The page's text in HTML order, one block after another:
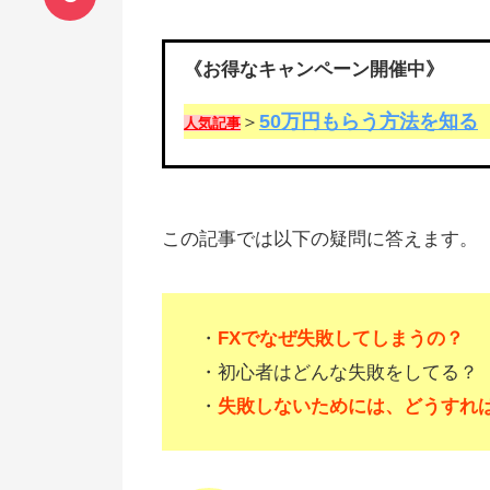
《お得なキャンペーン開催中》
人気記事 ＞ 50万円もらう方法を知る
この記事では以下の疑問に答えます。
・ FXでなぜ失敗してしまうの？
・初心者はどんな失敗をしてる？
・ 失敗しないためには、どうすれ